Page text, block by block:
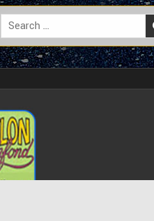
Search
for: